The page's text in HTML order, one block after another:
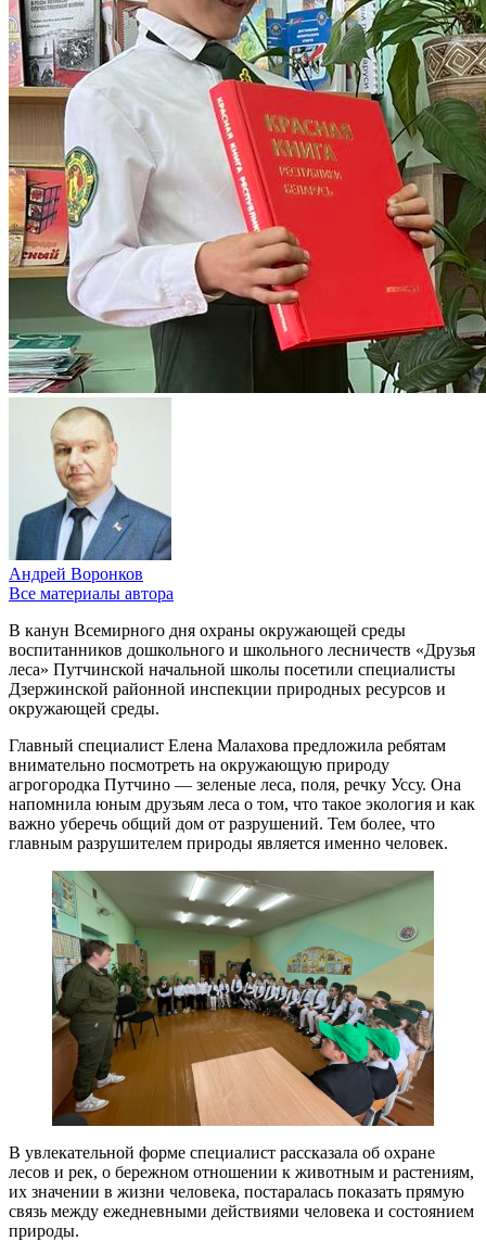
Андрей Воронков
Все материалы автора
В канун Всемирного дня охраны окружающей среды
воспитанников дошкольного и школьного лесничеств «Друзья
леса» Путчинской начальной школы посетили специалисты
Дзержинской районной инспекции природных ресурсов и
окружающей среды.
Главный специалист Елена Малахова предложила ребятам
внимательно посмотреть на окружающую природу
агрогородка Путчино — зеленые леса, поля, речку Уссу. Она
напомнила юным друзьям леса о том, что такое экология и как
важно уберечь общий дом от разрушений. Тем более, что
главным разрушителем природы является именно человек.
В увлекательной форме специалист рассказала об охране
лесов и рек, о бережном отношении к животным и растениям,
их значении в жизни человека, постаралась показать прямую
связь между ежедневными действиями человека и состоянием
природы.